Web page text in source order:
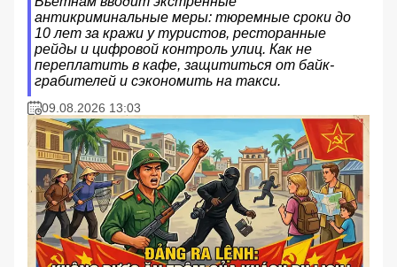
антикриминальные меры: тюремные сроки до
10 лет за кражи у туристов, ресторанные
рейды и цифровой контроль улиц. Как не
переплатить в кафе, защититься от байк-
грабителей и сэкономить на такси.
09.08.2026 13:03